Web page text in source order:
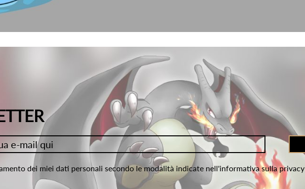
dei miei dati personali secondo le modalità indicate nell'informativa sulla privacy